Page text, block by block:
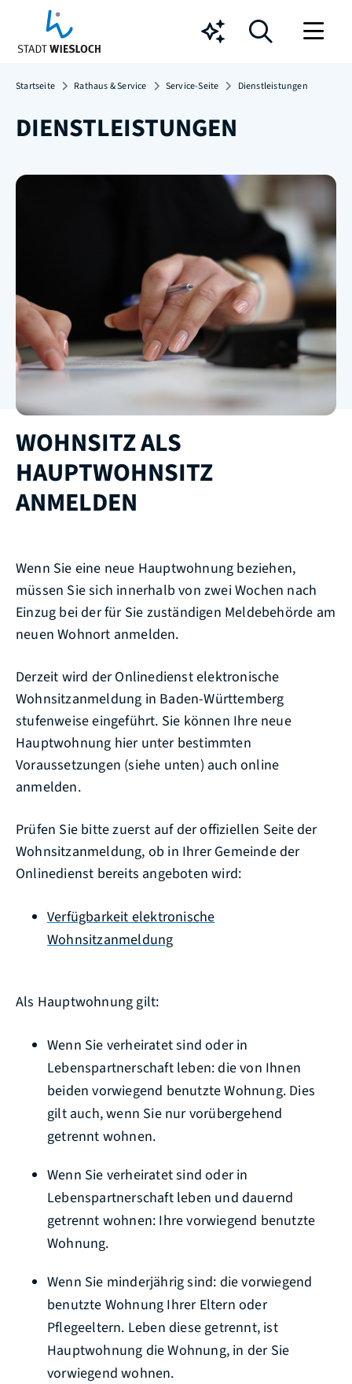
Chatbot
Startseite Rathaus & Service Service-Seite Dienstleistungen
DIENSTLEISTUNGEN
WOHNSITZ ALS
HAUPTWOHNSITZ
ANMELDEN
Wenn Sie eine neue Hauptwohnung beziehen,
müssen Sie sich innerhalb von zwei Wochen nach
Einzug bei der für Sie zuständigen Meldebehörde am
neuen Wohnort anmelden.
Derzeit wird der Onlinedienst elektronische
Wohnsitzanmeldung in Baden-Württemberg
stufenweise eingeführt. Sie können Ihre neue
Hauptwohnung hier unter bestimmten
Voraussetzungen (siehe unten) auch online
anmelden.
Prüfen Sie bitte zuerst auf der offiziellen Seite der
Wohnsitzanmeldung, ob in Ihrer Gemeinde der
Onlinedienst bereits angeboten wird:
Verfügbarkeit elektronische
Wohnsitzanmeldung
Als Hauptwohnung gilt:
Wenn Sie verheiratet sind oder in
Lebenspartnerschaft leben: die von Ihnen
beiden vorwiegend benutzte Wohnung. Dies
gilt auch, wenn Sie nur vorübergehend
getrennt wohnen.
Wenn Sie verheiratet sind oder in
Lebenspartnerschaft leben und dauernd
getrennt wohnen: Ihre vorwiegend benutzte
Wohnung.
Wenn Sie minderjährig sind: die vorwiegend
benutzte Wohnung Ihrer Eltern oder
Pflegeeltern. Leben diese getrennt, ist
Hauptwohnung die Wohnung, in der Sie
vorwiegend wohnen.